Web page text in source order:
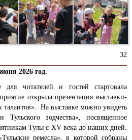
32
2026 год.
читателей и гостей стартовала
открыла презентация выставки-
талантов». На выставке можно увидеть
Тульского зодчества», посвященное
Тулы с XV века до наших дней.
ремесла», в которой собраны